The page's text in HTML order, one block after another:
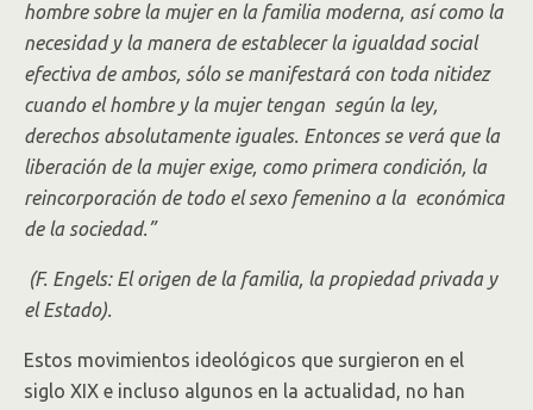
hombre sobre la mujer en la familia moderna, así como la
necesidad y la manera de establecer la igualdad social
efectiva de ambos, sólo se manifestará con toda nitidez
cuando el hombre y la mujer tengan según la ley,
derechos absolutamente iguales. Entonces se verá que la
liberación de la mujer exige, como primera condición, la
reincorporación de todo el sexo femenino a la económica
de la sociedad.”
(F. Engels: El origen de la familia, la propiedad privada y
el Estado).
Estos movimientos ideológicos que surgieron en el
siglo XIX e incluso algunos en la actualidad, no han